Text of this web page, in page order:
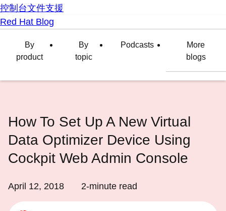
控制台文件支援
Red Hat Blog
By
product
By
topic
Podcasts
More
blogs
How To Set Up A New Virtual
Data Optimizer Device Using
Cockpit Web Admin Console
April 12, 2018 2-minute read